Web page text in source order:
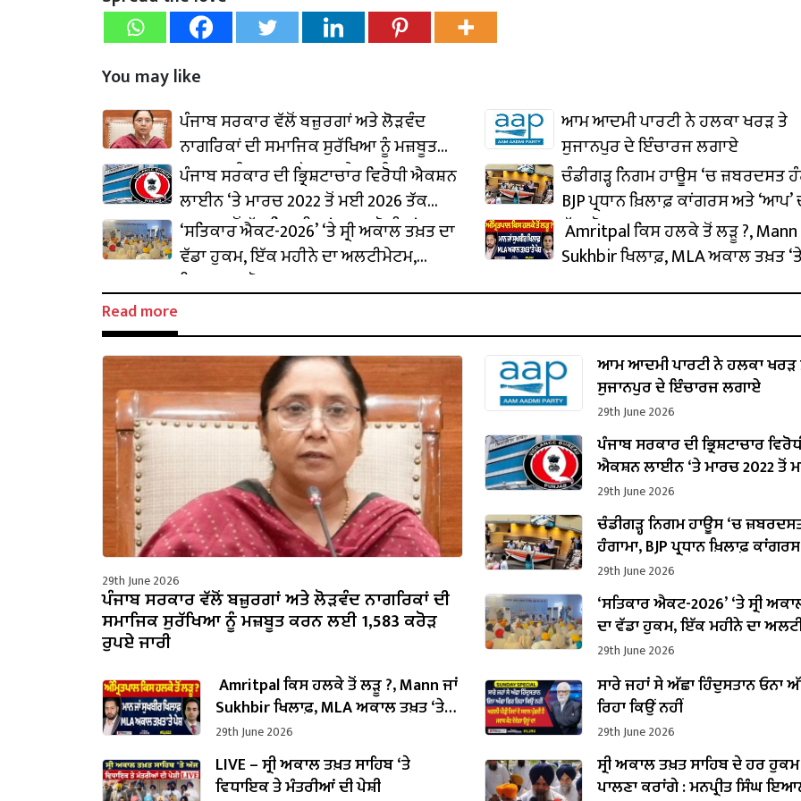
You may like
ਪੰਜਾਬ ਸਰਕਾਰ ਵੱਲੋਂ ਬਜ਼ੁਰਗਾਂ ਅਤੇ ਲੋੜਵੰਦ
ਨਾਗਰਿਕਾਂ ਦੀ ਸਮਾਜਿਕ ਸੁਰੱਖਿਆ ਨੂੰ ਮਜ਼ਬੂਤ
ਕਰਨ ਲਈ 1,583 ਕਰੋੜ ਰੁਪਏ ਜਾਰੀ
ਆਮ ਆਦਮੀ ਪਾਰਟੀ ਨੇ ਹਲਕਾ ਖਰੜ ਤੇ
ਸੁਜਾਨਪੁਰ ਦੇ ਇੰਚਾਰਜ ਲਗਾਏ
ਪੰਜਾਬ ਸਰਕਾਰ ਦੀ ਭ੍ਰਿਸ਼ਟਾਚਾਰ ਵਿਰੋਧੀ ਐਕਸ਼ਨ
ਲਾਈਨ ‘ਤੇ ਮਾਰਚ 2022 ਤੋਂ ਮਈ 2026 ਤੱਕ
16,000 ਤੋਂ ਵੱਧ ਸ਼ਿਕਾਇਤਾਂ ਪ੍ਰਾਪਤ ਹੋਈਆਂ
ਚੰਡੀਗੜ੍ਹ ਨਿਗਮ ਹਾਊਸ ‘ਚ ਜ਼ਬਰਦਸਤ
BJP ਪ੍ਰਧਾਨ ਖ਼ਿਲਾਫ਼ ਕਾਂਗਰਸ ਅਤੇ ‘ਆਪ’
ਹੱਲਾਬੋਲ
‘ਸਤਿਕਾਰ ਐਕਟ-2026’ ‘ਤੇ ਸ੍ਰੀ ਅਕਾਲ ਤਖ਼ਤ ਦਾ
ਵੱਡਾ ਹੁਕਮ, ਇੱਕ ਮਹੀਨੇ ਦਾ ਅਲਟੀਮੇਟਮ,
ਇਤਰਾਜ਼ ਕਰੋ ਦੂਰ
Amritpal ਕਿਸ ਹਲਕੇ ਤੋਂ ਲੜੂ ?, Mann
Sukhbir ਖਿਲਾਫ਼, MLA ਅਕਾਲ ਤਖ਼ਤ
Read more
29th June 2026
ਪੰਜਾਬ ਸਰਕਾਰ ਵੱਲੋਂ ਬਜ਼ੁਰਗਾਂ ਅਤੇ ਲੋੜਵੰਦ ਨਾਗਰਿਕਾਂ ਦੀ
ਸਮਾਜਿਕ ਸੁਰੱਖਿਆ ਨੂੰ ਮਜ਼ਬੂਤ ਕਰਨ ਲਈ 1,583 ਕਰੋੜ
ਰੁਪਏ ਜਾਰੀ
ਆਮ ਆਦਮੀ ਪਾਰਟੀ ਨੇ ਹਲਕਾ ਖਰੜ
ਸੁਜਾਨਪੁਰ ਦੇ ਇੰਚਾਰਜ ਲਗਾਏ
29th June 2026
ਪੰਜਾਬ ਸਰਕਾਰ ਦੀ ਭ੍ਰਿਸ਼ਟਾਚਾਰ
ਐਕਸ਼ਨ ਲਾਈਨ ‘ਤੇ ਮਾਰਚ 2022 ਤੋਂ
2026 ਤੱਕ 16,000 ਤੋਂ ਵੱਧ ਸ਼ਿਕਾਇਤਾਂ
ਹੋਈਆਂ
29th June 2026
ਚੰਡੀਗੜ੍ਹ ਨਿਗਮ ਹਾਊਸ ‘ਚ
ਹੰਗਾਮਾ, BJP ਪ੍ਰਧਾਨ ਖ਼ਿਲਾਫ਼
‘ਆਪ’ ਦਾ ਹੱਲਾਬੋਲ
29th June 2026
‘ਸਤਿਕਾਰ ਐਕਟ-2026’ ‘ਤੇ ਸ੍ਰੀ
ਦਾ ਵੱਡਾ ਹੁਕਮ, ਇੱਕ ਮਹੀਨੇ ਦਾ
ਇਤਰਾਜ਼ ਕਰੋ ਦੂਰ
29th June 2026
Amritpal ਕਿਸ ਹਲਕੇ ਤੋਂ ਲੜੂ ?, Mann ਜਾਂ
Sukhbir ਖਿਲਾਫ਼, MLA ਅਕਾਲ ਤਖ਼ਤ ‘ਤੇ
ਪੇਸ਼
29th June 2026
ਸਾਰੇ ਜਹਾਂ ਸੇ ਅੱਛਾ ਹਿੰਦੁਸਤਾਨ ਓਨਾ
ਰਿਹਾ ਕਿਉਂ ਨਹੀਂ
29th June 2026
LIVE – ਸ੍ਰੀ ਅਕਾਲ ਤਖ਼ਤ ਸਾਹਿਬ ‘ਤੇ
ਵਿਧਾਇਕ ਤੇ ਮੰਤਰੀਆਂ ਦੀ ਪੇਸ਼ੀ
ਸ੍ਰੀ ਅਕਾਲ ਤਖ਼ਤ ਸਾਹਿਬ ਦੇ ਹਰ
ਪਾਲਣਾ ਕਰਾਂਗੇ : ਮਨਪ੍ਰੀਤ ਸਿੰਘ